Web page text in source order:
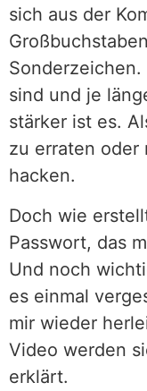
sich aus der
sind und je
stärker ist es.
zu erraten oder
hacken.
Doch wie
Passwort, das
Und noch
es einmal
mir wieder
Video werden
erklärt.